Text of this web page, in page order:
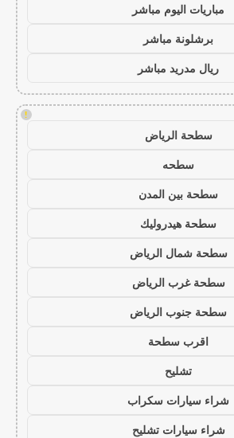
مباريات اليوم مباشر
برشلونة مباشر
ريال مدريد مباشر
!
سطحة الرياض
سطحه
سطحة بين المدن
سطحة هيدروليك
سطحة شمال الرياض
سطحة غرب الرياض
سطحة جنوب الرياض
اقرب سطحة
تشليح
شراء سيارات سكراب
شراء سيارات تشليح